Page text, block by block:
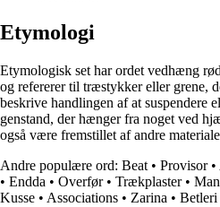
Etymologi
Etymologisk set har ordet vedhæng
og refererer til træstykker eller grene,
beskrive handlingen af at
genstand, der hænger fra noget ved
også være fremstillet af andre
Andre populære ord: Beat • Provisor•
• Endda • Overfør• Trækplaster•
Kusse • Associations • Zarina • Betleri